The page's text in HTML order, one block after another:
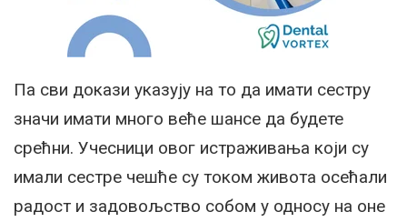
Па сви докази указују на то да имати сестру
значи имати много веће шансе да будете
срећни. Учесници овог истраживања који су
имали сестре чешће су током живота осећали
радост и задовољство собом у односу на оне